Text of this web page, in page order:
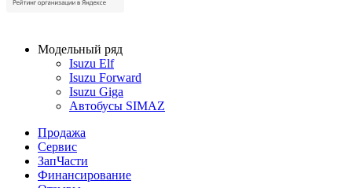
Модельный ряд
Isuzu Elf
Isuzu Forward
Isuzu Giga
Автобусы SIMAZ
Продажа
Сервис
ЗапЧасти
Финансирование